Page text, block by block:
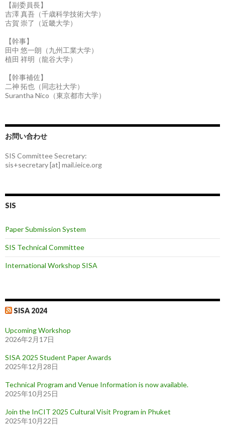
【副委員長】
吉澤 真吾（千歳科学技術大学）
古賀 崇了（近畿大学）
【幹事】
田中 悠一朗（九州工業大学）
植田 祥明（龍谷大学）
【幹事補佐】
二神 拓也（同志社大学）
Surantha Nico（東京都市大学）
お問い合わせ
SIS Committee Secretary:
sis+secretary [at] mail.ieice.org
SIS
Paper Submission System
SIS Technical Committee
International Workshop SISA
SISA 2024
Upcoming Workshop
2026年2月17日
SISA 2025 Student Paper Awards
2025年12月28日
Technical Program and Venue Information is now available.
2025年10月25日
Join the InCIT 2025 Cultural Visit Program in Phuket
2025年10月22日